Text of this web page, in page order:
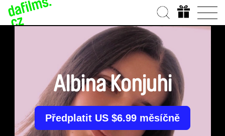
Albina Konjuhi
Předplatit US $6.99 měsíčně